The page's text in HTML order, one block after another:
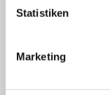
Statistiken
Marketing